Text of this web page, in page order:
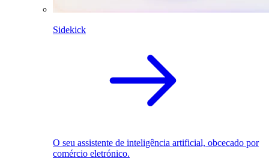
Sidekick
O seu assistente de inteligência artificial, obcecado por
comércio eletrónico.